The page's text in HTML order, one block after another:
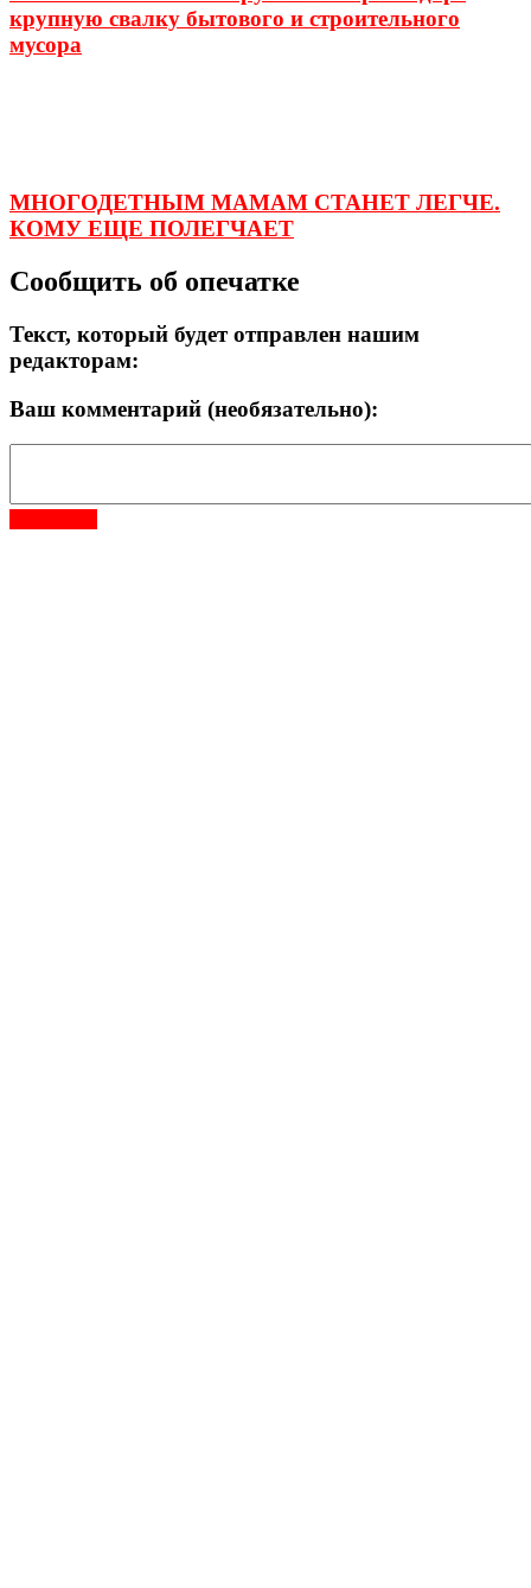
крупную свалку бытового и строительного
мусора
МНОГОДЕТНЫМ МАМАМ СТАНЕТ ЛЕГЧЕ.
КОМУ ЕЩЕ ПОЛЕГЧАЕТ
Сообщить об опечатке
Текст, который будет отправлен нашим
редакторам:
Ваш комментарий (необязательно):